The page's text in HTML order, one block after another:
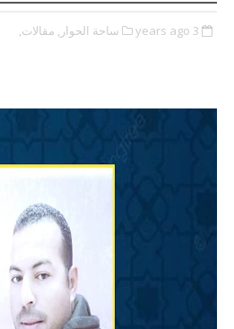
3 years ago ساحة الحوار, مقالات,